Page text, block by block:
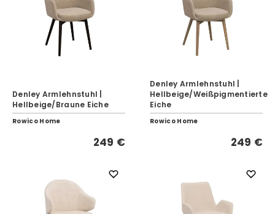
Denley Armlehnstuhl |
Hellbeige/Braune Eiche
Rowico Home
249 €
Denley Armlehnstuhl |
Hellbeige/Weißpigmentierte
Eiche
Rowico Home
249 €